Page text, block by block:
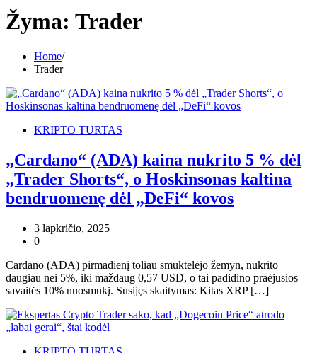
Žyma: Trader
Home
Trader
KRIPTO TURTAS
„Cardano“ (ADA) kaina nukrito 5 % dėl
„Trader Shorts“, o Hoskinsonas kaltina
bendruomenę dėl „DeFi“ kovos
3 lapkričio, 2025
0
Cardano (ADA) pirmadienį toliau smuktelėjo žemyn, nukrito
daugiau nei 5%, iki maždaug 0,57 USD, o tai padidino praėjusios
savaitės 10% nuosmukį. Susijęs skaitymas: Kitas XRP […]